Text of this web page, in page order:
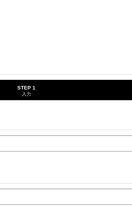
STEP 1
入力